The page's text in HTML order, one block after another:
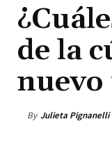
de la
By Julieta Pignanelli